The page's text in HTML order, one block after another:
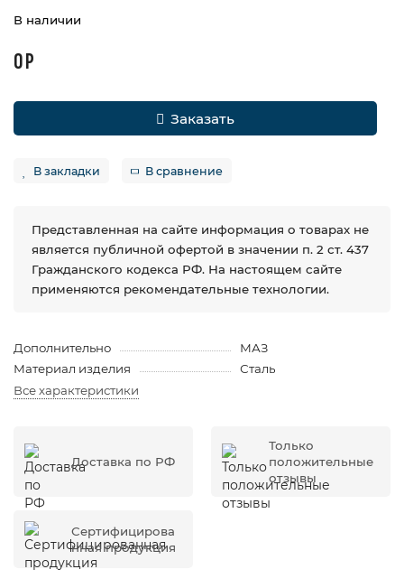
В наличии
0 Р
Заказать
В закладки В сравнение
Представленная на сайте информация о товарах не
является публичной офертой в значении п. 2 ст. 437
Гражданского кодекса РФ. На настоящем сайте
применяются рекомендательные технологии.
Дополнительно
МАЗ
Материал изделия
Сталь
Все характеристики
Доставка по РФ
Только
положительные
отзывы
Сертифицирова
нная продукция